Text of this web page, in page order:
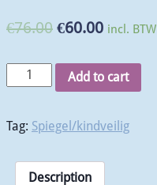
€76.00 €60.00 incl. BTW
Add to cart
Tag: Spiegel/kindveilig
Description